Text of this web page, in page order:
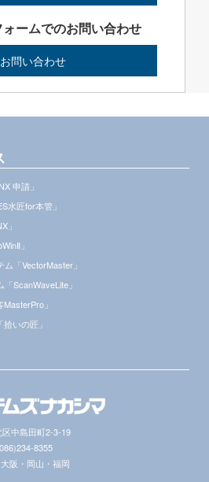
ォームでのお問い合わせ
お問い合わせ
申請」
水匠for本管」
」
」
「VectorMaster」
ScanWaveLite」
」
いの匠」
中島田町2-3-19
8355
阪・岡山・福岡